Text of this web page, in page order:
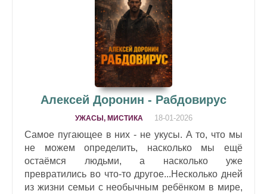
Алексей Доронин - Рабдовирус
УЖАСЫ, МИСТИКА 18-01-2026
Самое пугающее в них - не укусы. А то, что мы
не можем определить, насколько мы ещё
остаёмся людьми, а насколько уже
превратились во что-то другое...Несколько дней
из жизни семьи с необычным ребёнком в мире,